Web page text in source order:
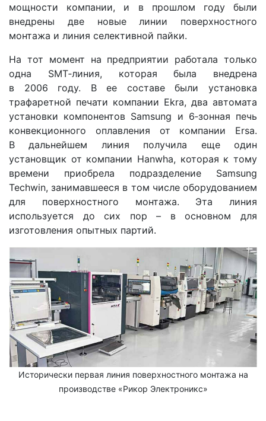
мощности компании, и в прошлом году были
внедрены две новые линии поверхностного
монтажа и линия селективной пайки.
На тот момент на предприятии работала только
одна SMT‑линия, которая была внедрена
в 2006 году. В ее составе были установка
трафаретной печати компании Ekra, два автомата
установки компонентов Samsung и 6‑зонная печь
конвекционного оплавления от компании Ersa.
В дальнейшем линия получила еще один
установщик от компании Hanwha, которая к тому
времени приобрела подразделение Samsung
Techwin, занимавшееся в том числе оборудованием
для поверхностного монтажа. Эта линия
используется до сих пор – в основном для
изготовления опытных партий.
Исторически первая линия поверхностного монтажа на
производстве «Рикор Электроникс»